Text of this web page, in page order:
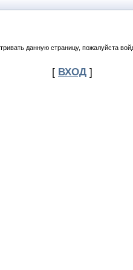
данную страницу, пожалуйста
[ ВХОД ]